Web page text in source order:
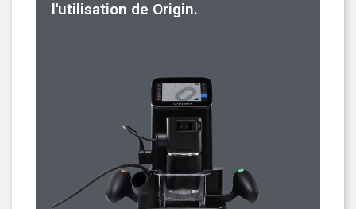
l'utilisation de Origin.